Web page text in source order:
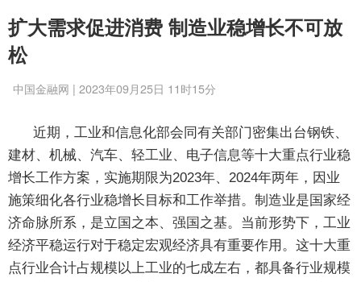
扩大需求促进消费 制造业稳增长不可放
松
中国金融网 | 2023年09月25日 11时15分
近期，工业和信息化部会同有关部门密集出台钢铁、
建材、机械、汽车、轻工业、电子信息等十大重点行业稳
增长工作方案，实施期限为2023年、2024年两年，因业
施策细化各行业稳增长目标和工作举措。制造业是国家经
济命脉所系，是立国之本、强国之基。当前形势下，工业
经济平稳运行对于稳定宏观经济具有重要作用。这十大重
点行业合计占规模以上工业的七成左右，都具备行业规模